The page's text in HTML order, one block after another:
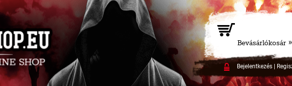
Bevásárlókosár »
Bejelentkezés|